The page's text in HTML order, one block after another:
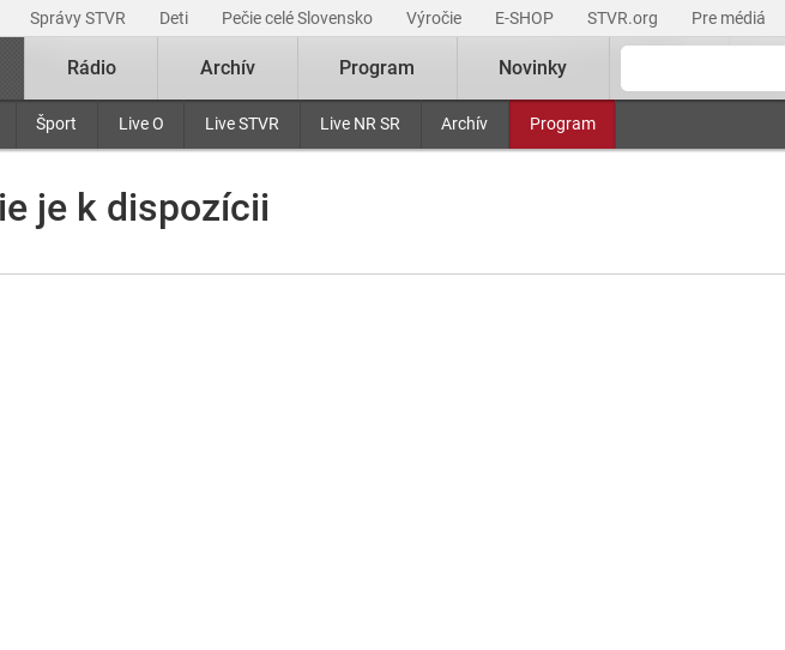
Správy STVR Deti Pečie celé Slovensko Výročie E-SHOP STVR.org Pre médiá
Šport Live O Live STVR Live NR SR Archív Program
Rádio Archív Program Novinky
je k dispozícii